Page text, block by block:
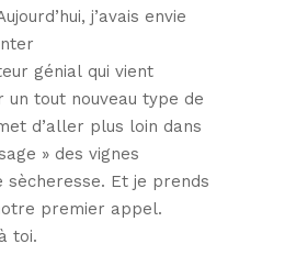
j’avais envie
génial qui vient
un tout nouveau type de
d’aller plus loin dans
» des vignes
sècheresse. Et je prends
premier appel.
toi.